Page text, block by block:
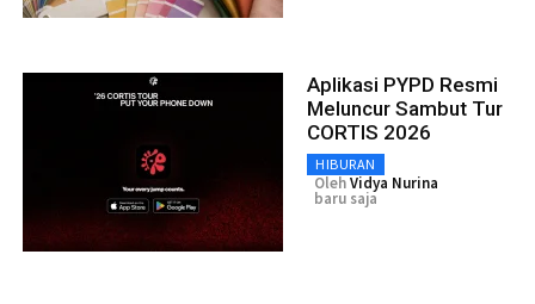
Aplikasi PYPD Resmi
Meluncur Sambut Tur
CORTIS 2026
HIBURAN
OlehVidya Nurina
baru saja